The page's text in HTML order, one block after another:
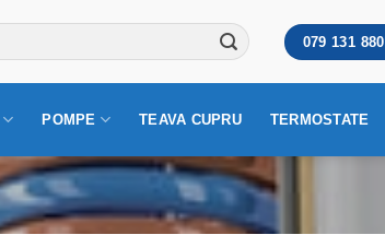
079 131 880
POMPE TEAVA CUPRU TERMOSTATE